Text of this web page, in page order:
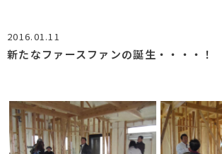
2016.01.11
新たなファースファンの誕生・・・・！